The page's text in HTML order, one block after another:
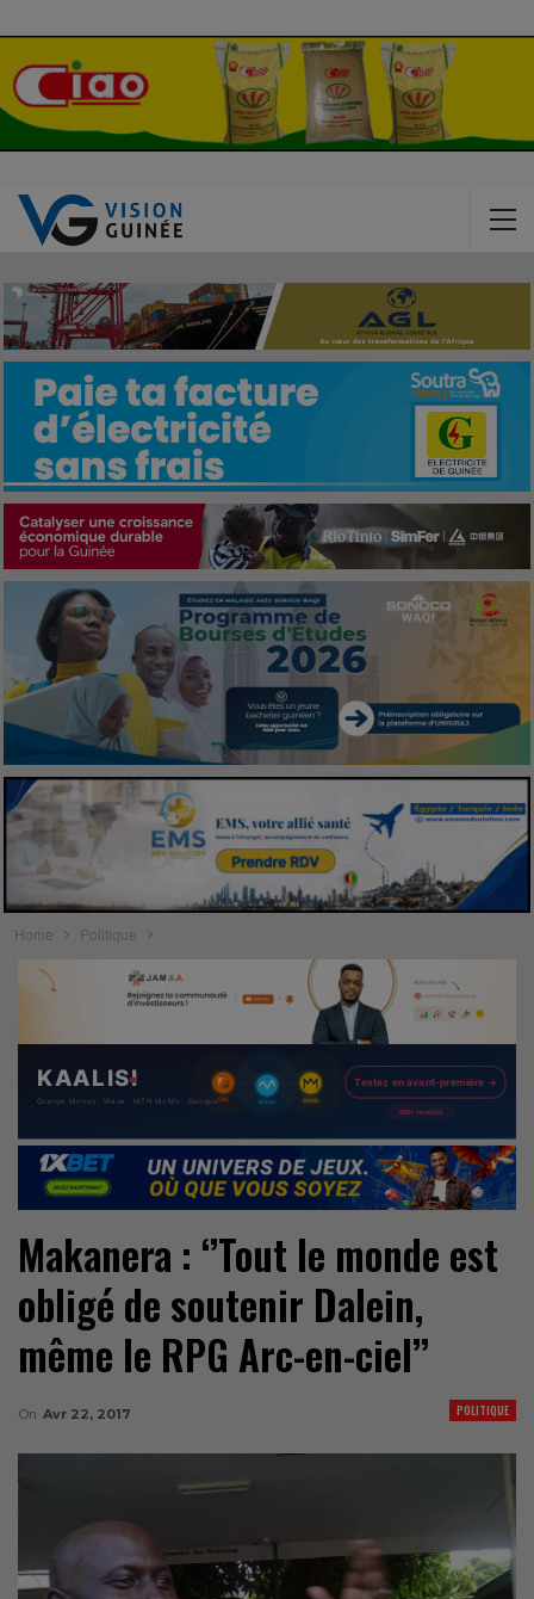
Home Politique
Makanera : ‘’Tout le monde est
obligé de soutenir Dalein,
même le RPG Arc-en-ciel’’
POLITIQUE
On Avr 22, 2017